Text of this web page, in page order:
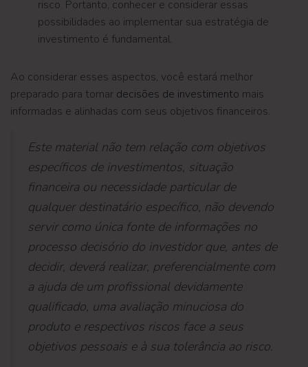
risco. Portanto, conhecer e considerar essas
possibilidades ao implementar sua estratégia de
investimento é fundamental.
Ao considerar esses aspectos, você estará melhor
preparado para tomar decisões de investimento mais
informadas e alinhadas com seus objetivos financeiros.
Este material não tem relação com objetivos
específicos de investimentos, situação
financeira ou necessidade particular de
qualquer destinatário específico, não devendo
servir como única fonte de informações no
processo decisório do investidor que, antes de
decidir, deverá realizar, preferencialmente com
a ajuda de um profissional devidamente
qualificado, uma avaliação minuciosa do
produto e respectivos riscos face a seus
objetivos pessoais e à sua tolerância ao risco.